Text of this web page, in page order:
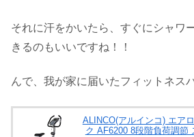
それに汗をかいたら、すぐにシャワ
きるのもいいですね！！
んで、我が家に届いたフィットネス
ALINCO(アルインコ) エア
ク AF6200 8段階負荷調節